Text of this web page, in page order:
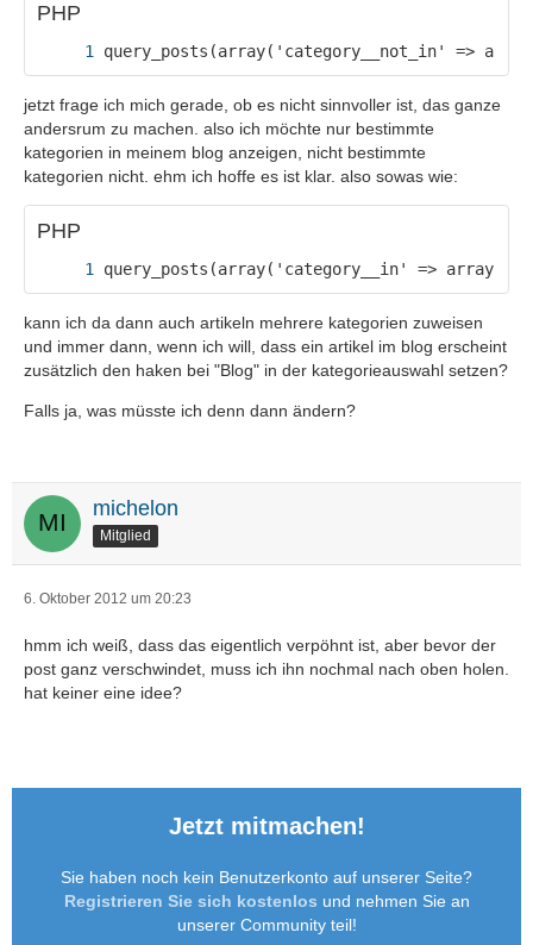
PHP
query_posts(array('category__not_in' =>
jetzt frage ich mich gerade, ob es nicht sinnvoller ist, das ganze
andersrum zu machen. also ich möchte nur bestimmte
kategorien in meinem blog anzeigen, nicht bestimmte
kategorien nicht. ehm ich hoffe es ist klar. also sowas wie:
PHP
query_posts(array('category__in' =>
kann ich da dann auch artikeln mehrere kategorien zuweisen
und immer dann, wenn ich will, dass ein artikel im blog erscheint
zusätzlich den haken bei "Blog" in der kategorieauswahl setzen?
Falls ja, was müsste ich denn dann ändern?
michelon
Mitglied
6. Oktober 2012 um 20:23
hmm ich weiß, dass das eigentlich verpöhnt ist, aber bevor der
post ganz verschwindet, muss ich ihn nochmal nach oben holen.
hat keiner eine idee?
Jetzt mitmachen!
Sie haben noch kein Benutzerkonto auf unserer Seite?
Registrieren Sie sich kostenlos und nehmen Sie an
unserer Community teil!